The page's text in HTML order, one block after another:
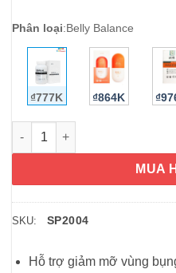
Phân loại:Belly Balance
₫777K ₫864K
Viên uống tan mỡ bụng
MUA
SKU: SP2004
Hỗ trợ giảm mỡ vùng